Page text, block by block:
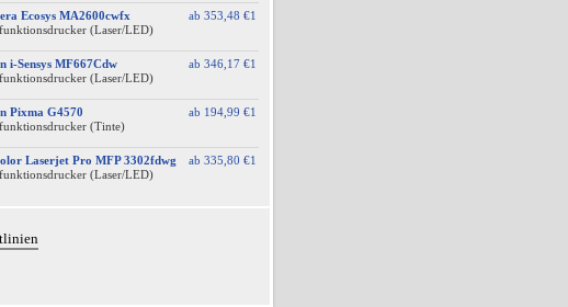
ab 353,48 €1
Ecosys MA2600cwfx
(Laser/LED)
ab 346,17 €1
i-Sensys MF667Cdw
(Laser/LED)
ab 194,99 €1
Pixma G4570
(Tinte)
ab 335,80 €1
Laserjet Pro MFP 3302fdwg
(Laser/LED)